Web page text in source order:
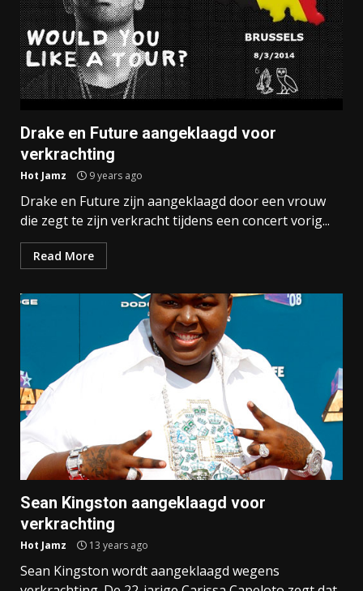
Drake en Future aangeklaagd voor
verkrachting
Hot Jamz 9 years ago
Drake en Future zijn aangeklaagd door een vrouw
die zegt te zijn verkracht tijdens een concert vorig...
Read More
Sean Kingston aangeklaagd voor
verkrachting
Hot Jamz 13 years ago
Sean Kingston wordt aangeklaagd wegens